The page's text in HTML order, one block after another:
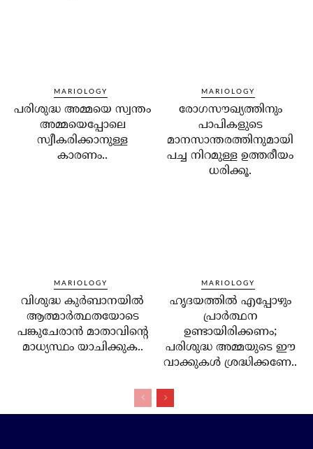
MARIOLOGY
പരിശുദ്ധ അമ്മയെ സ്വന്തം
അമ്മയെപ്പോലെ
സ്വീകരിക്കാനുള്ള
കാരണം..
MARIOLOGY
രോഗസൗഖ്യത്തിനും
പാപികളുടെ
മാനസാന്തരത്തിനുമായി
പച്ച നിറമുള്ള ഉത്തരീയം
ധരിക്കൂ.
MARIOLOGY
വിശുദ്ധ കുര്‍ബാനയില്‍
ആത്മാര്‍ത്ഥതയോടെ
പങ്കുചേരാന്‍ മാതാവിന്റെ
മാധ്യസ്ഥം യാചിക്കുക..
MARIOLOGY
ഹൃദയത്തില്‍ എപ്പോഴും
പ്രാര്‍ത്ഥന
ഉണ്ടായിരിക്കണം;
പരിശുദ്ധ അമ്മയുടെ ഈ
വാക്കുകള്‍ ശ്രദ്ധിക്കണേ..